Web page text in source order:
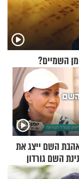
השמיים?
השם ייצג את
השם גורדון
השראה